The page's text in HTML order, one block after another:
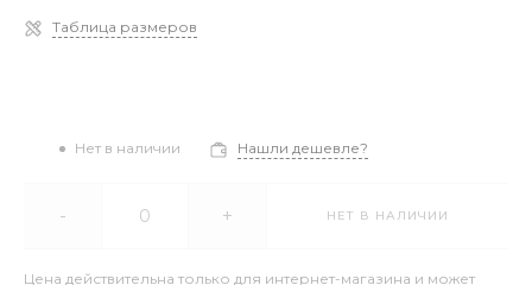
Таблица размеров
Нет в наличии Нашли дешевле?
- + НЕТ В НАЛИЧИИ
Цена действительна только для интернет-магазина и может